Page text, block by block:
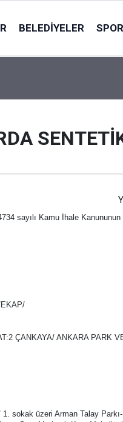
BELEDIYELER SPOR
sayılı Kamu İhale
ÇANKAYA/ ANKARA PARK
sokak üzeri Arman Talay